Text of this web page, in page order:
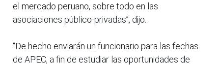
el mercado peruano, sobre todo en las
asociaciones público-privadas”, dijo.
“De hecho enviarán un funcionario para las fechas
de APEC, a fin de estudiar las oportunidades de